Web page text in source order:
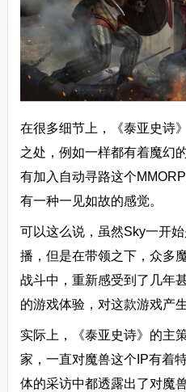
在很多细节上，《泰亚史诗
之处，例如一样都有着魔幻
有加入自动寻路这个
有一种一见如故的感觉。
可以这么说，虽然Sky一开
播，但是在带领之下，众多
战斗中，重新感受到了几年
的游戏体验，对这款游戏产
实际上，《泰亚史诗》的主
家，一直对魔兽这个IP有着
体的采访中都透露出了对魔